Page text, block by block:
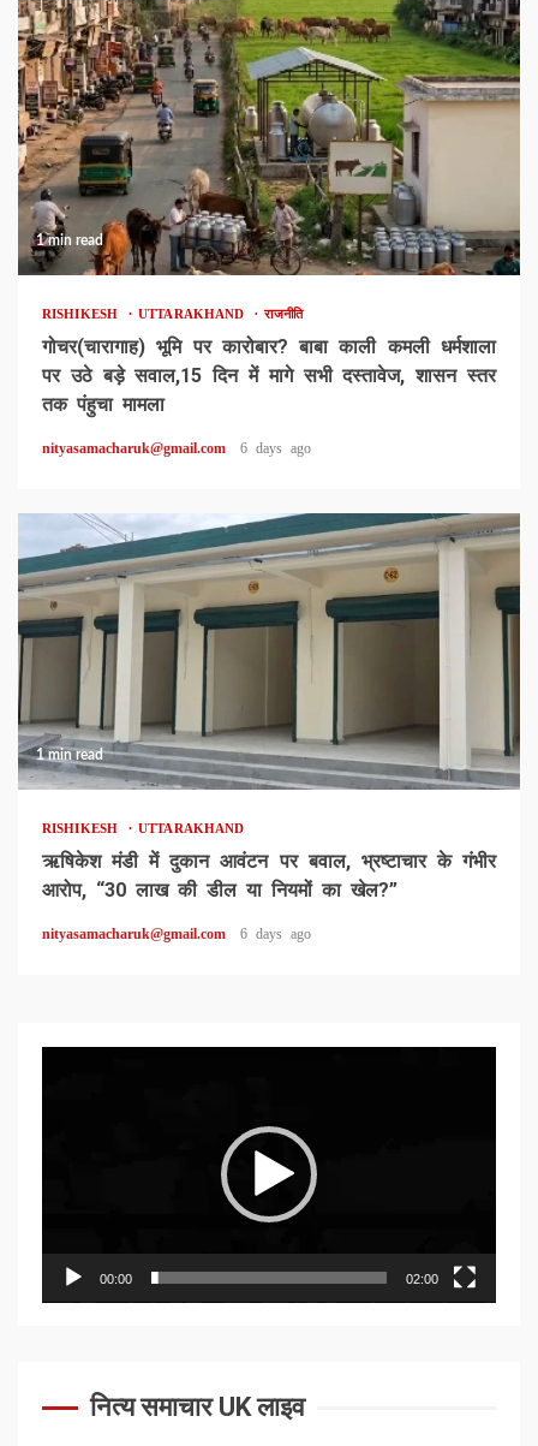
1 min read
RISHIKESH UTTARAKHAND राजनीति
गोचर(चारागाह) भूमि पर कारोबार? बाबा काली कमली धर्मशाला
पर उठे बड़े सवाल,15 दिन में मागे सभी दस्तावेज, शासन स्तर
तक पंहुचा मामला
nityasamacharuk@gmail.com 6 days ago
1 min read
RISHIKESH UTTARAKHAND
ऋषिकेश मंडी में दुकान आवंटन पर बवाल, भ्रष्टाचार के गंभीर
आरोप, “30 लाख की डील या नियमों का खेल?”
nityasamacharuk@gmail.com 6 days ago
00:00 02:00
नित्य समाचार UK लाइव